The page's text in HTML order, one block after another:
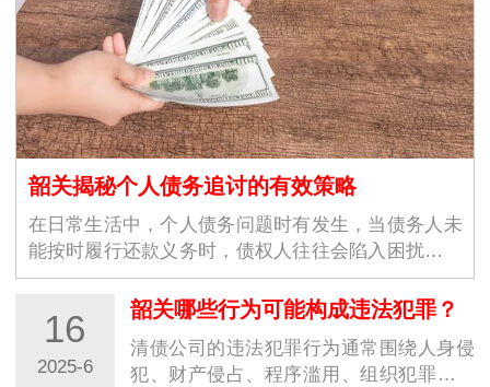
韶关揭秘个人债务追讨的有效策略
在日常生活中，个人债务问题时有发生，当债务人未
能按时履行还款义务时，债权人往往会陷入困扰。西
安讨债公司凭借丰富的经验…
16
2025-6
韶关哪些行为可能构成违法犯罪？
清债公司的违法犯罪行为通常围绕人身侵
犯、财产侵占、程序滥用、组织犯罪四大